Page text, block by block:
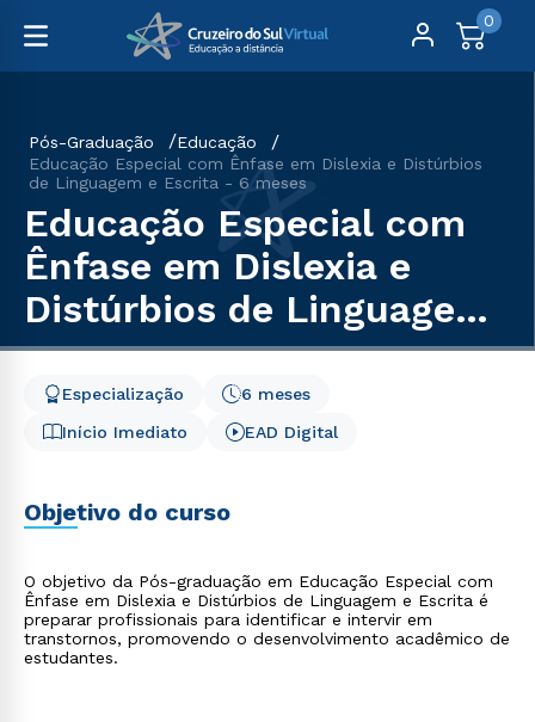
0
Pós-Graduação
Educação
Educação Especial com Ênfase em Dislexia e Distúrbios
de Linguagem e Escrita - 6 meses
Educação Especial com
Ênfase em Dislexia e
Distúrbios de Linguagem
e Escrita - 6 meses
Início Imediato
6 meses
Especialização
EAD Digital
Objetivo do curso
O objetivo da Pós-graduação em Educação Especial com
Ênfase em Dislexia e Distúrbios de Linguagem e Escrita é
preparar profissionais para identificar e intervir em
transtornos, promovendo o desenvolvimento acadêmico de
estudantes.